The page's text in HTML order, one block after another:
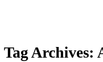
Tag Archives: